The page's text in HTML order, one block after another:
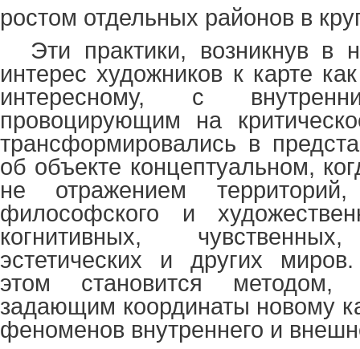
ростом отдельных районов в
Эти практики, возникнув в
интерес художников к карте
интересному, с
провоцирующим на
трансформировались в
об объекте концептуальном,
не отражением
философского и
когнитивных,
эстетических и других
этом становится
задающим координаты новому
феноменов внутреннего и